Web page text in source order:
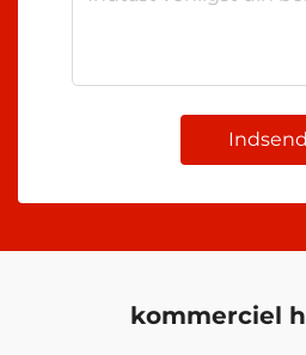
Indsend
kommerciel